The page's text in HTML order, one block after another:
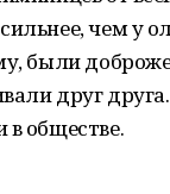
чем у
были
друг
обществе.